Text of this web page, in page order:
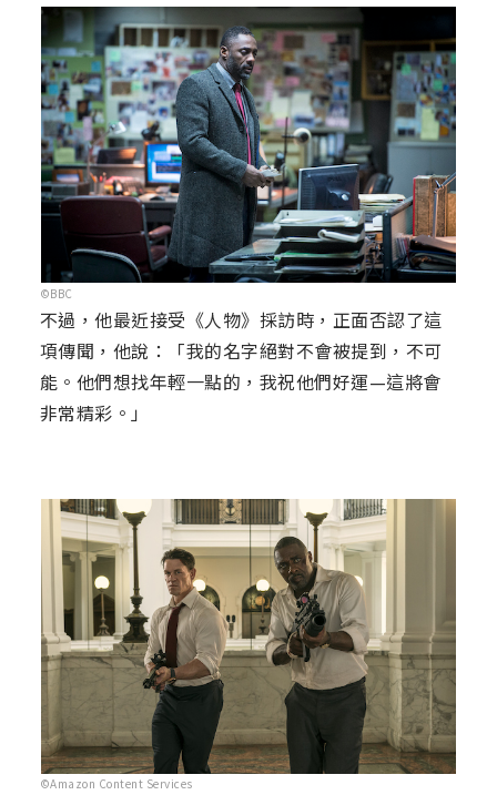
©BBC
不過，他最近接受《人物》採訪時，正面否認了這
項傳聞，他說：「我的名字絕對不會被提到，不可
能。他們想找年輕一點的，我祝他們好運—這將會
非常精彩。」
©Amazon Content Services